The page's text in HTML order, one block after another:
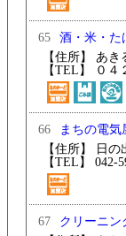
65 酒・米・
【住所】 あ
【TEL】 ０４
66 まちの電気
【住所】 日
【TEL】 042-
67 クリーニン